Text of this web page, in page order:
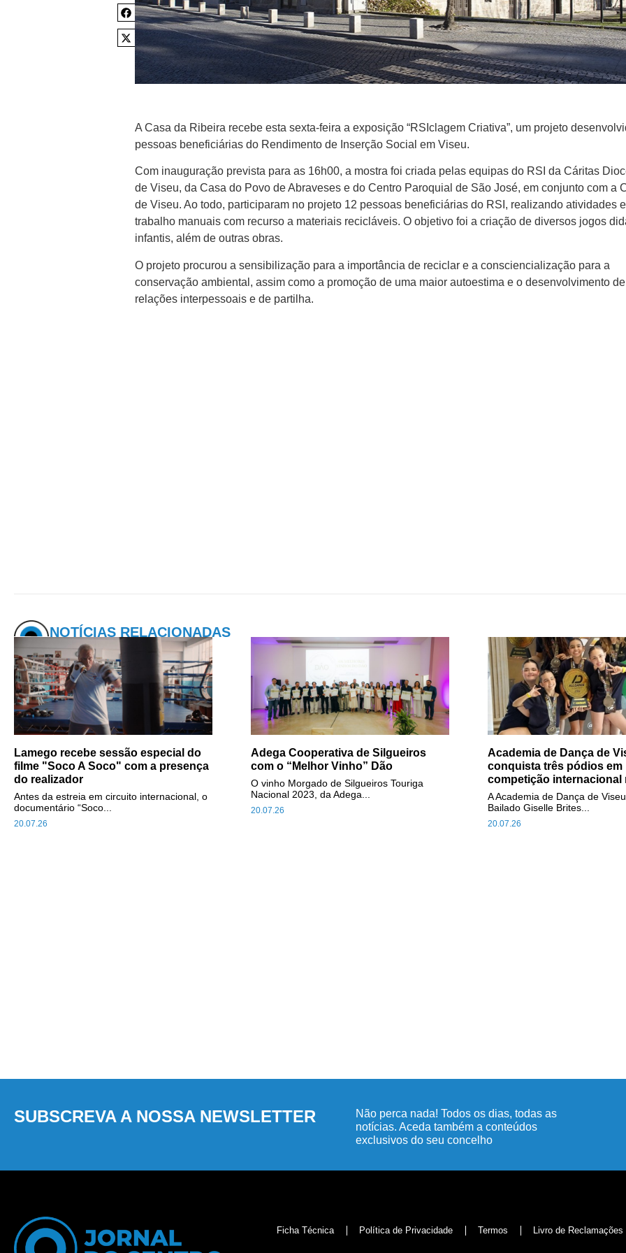
A Casa da Ribeira recebe esta sexta-feira a exposição “RSIclagem Criativa”, um projeto
pessoas beneficiárias do Rendimento de Inserção Social em Viseu.
Com inauguração prevista para as 16h00, a mostra foi criada pelas equipas do RSI da Cáritas
de Viseu, da Casa do Povo de Abraveses e do Centro Paroquial de São José, em conjunto com a
de Viseu. Ao todo, participaram no projeto 12 pessoas beneficiárias do RSI, realizando atividades e
trabalho manuais com recurso a materiais recicláveis. O objetivo foi a criação de diversos jogos
infantis, além de outras obras.
O projeto procurou a sensibilização para a importância de reciclar e a consciencialização para a
conservação ambiental, assim como a promoção de uma maior autoestima e o desenvolvimento de
relações interpessoais e de partilha.
NOTÍCIAS RELACIONADAS
Lamego recebe sessão especial do
filme "Soco A Soco" com a presença
do realizador
20.07.26
Antes da estreia em circuito internacional, o
documentário “Soco...
Adega Cooperativa de Silgueiros
com o “Melhor Vinho” Dão
20.07.26
O vinho Morgado de Silgueiros Touriga
Nacional 2023, da Adega...
Academia de Dança de
conquista três pódios em
competição internacional
20.07.26
A Academia de Dança de
Bailado Giselle Brites...
SUBSCREVA A NOSSA NEWSLETTER
Não perca nada! Todos os dias, todas as
notícias. Aceda também a conteúdos
exclusivos do seu concelho
Ficha Técnica Política de Privacidade Termos Livro de Reclamações